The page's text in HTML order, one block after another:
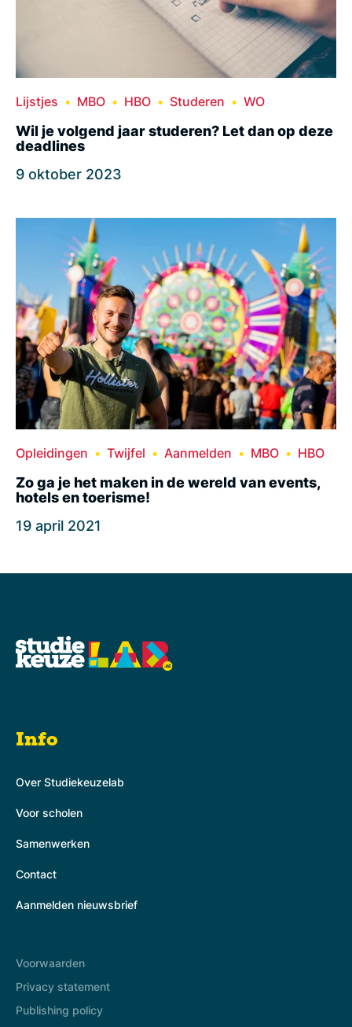
Lijstjes MBO HBO Studeren WO
Wil je volgend jaar studeren? Let dan op deze
deadlines
9 oktober 2023
Opleidingen Twijfel Aanmelden MBO HBO
Zo ga je het maken in de wereld van events,
hotels en toerisme!
19 april 2021
Info
Over Studiekeuzelab
Voor scholen
Samenwerken
Contact
Aanmelden nieuwsbrief
Voorwaarden
Privacy statement
Publishing policy